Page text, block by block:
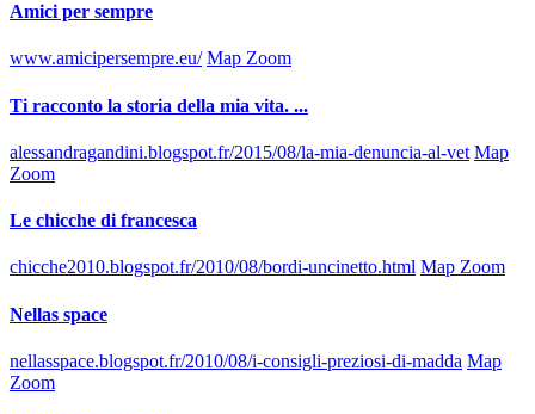
Amici per sempre
www.amicipersempre.eu/ Map Zoom
Ti racconto la storia della mia vita. ...
alessandragandini.blogspot.fr/2015/08/la-mia-denuncia-al-vet Map
Zoom
Le chicche di francesca
chicche2010.blogspot.fr/2010/08/bordi-uncinetto.html Map Zoom
Nellas space
nellasspace.blogspot.fr/2010/08/i-consigli-preziosi-di-madda Map
Zoom